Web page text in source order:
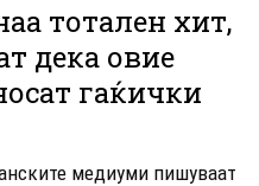
тотален хит,
дека овие
гаќички
медиуми пишуваат